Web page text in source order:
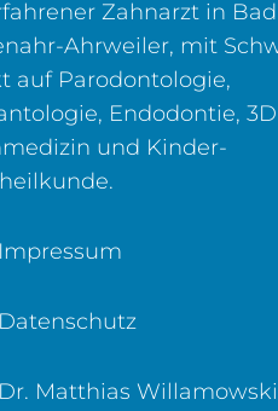
Zahnarzt in Bad
Ahrweiler, mit
auf Parodontologie,
Endodontie, 3D
und Kinder­
Impressum
Datenschutz
Dr. Matthias Willamowski